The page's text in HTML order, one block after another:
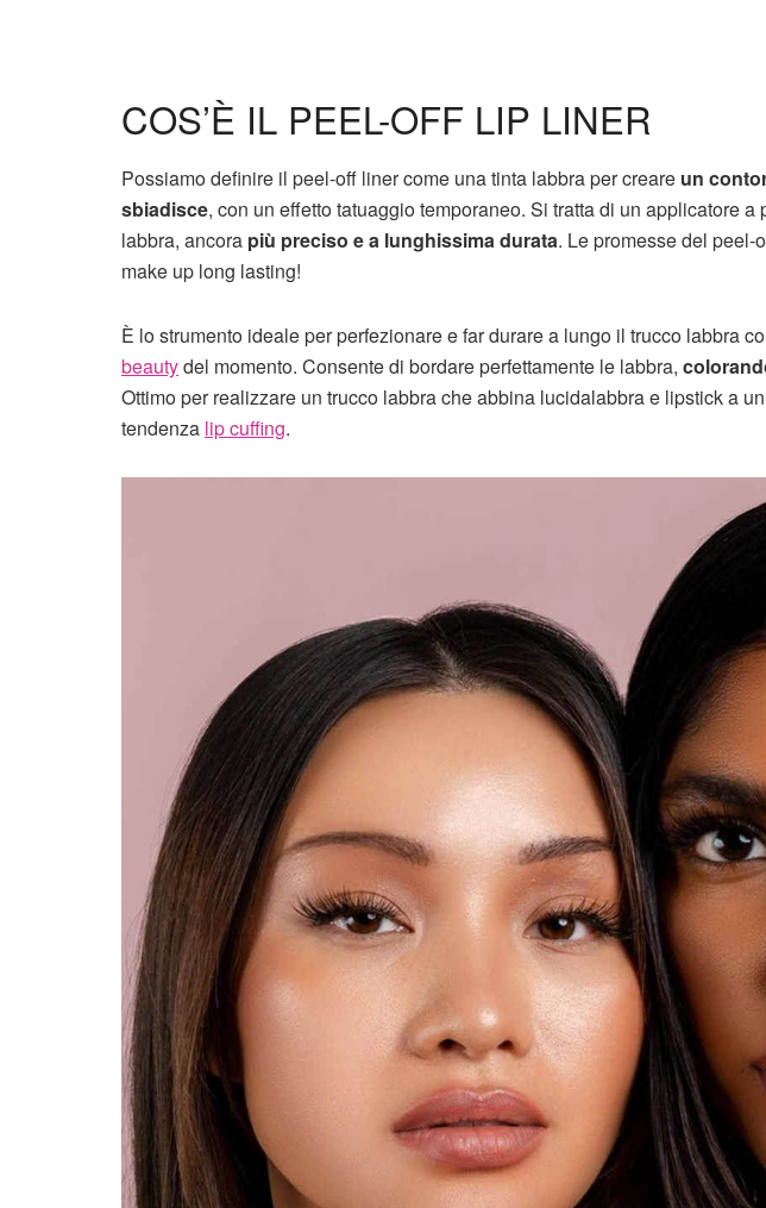
COS’È IL PEEL-OFF LIP LINER
Possiamo definire il peel-off liner come una tinta labbra per creare un
sbiadisce, con un effetto tatuaggio temporaneo. Si tratta di un applicatore
labbra, ancora più preciso e a lunghissima durata. Le promesse del
make up long lasting!
È lo strumento ideale per perfezionare e far durare a lungo il trucco labbra
beautydel momento. Consente di bordare perfettamente le labbra,
Ottimo per realizzare un trucco labbra che abbina lucidalabbra e lipstick a
tendenza lip cuffing.